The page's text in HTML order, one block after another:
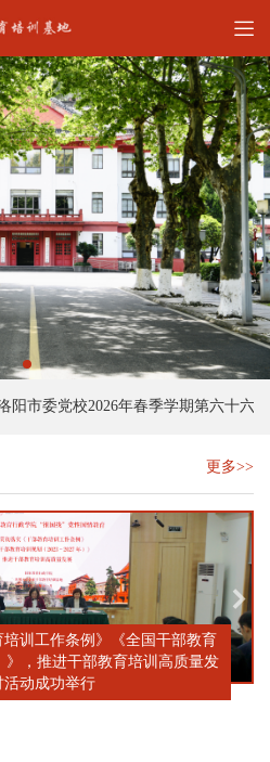
委党校2026年春季学期第六十六期中
更多>>
训工作条例》《全国干部教育
》，推进干部教育培训高质量发
活动成功举行